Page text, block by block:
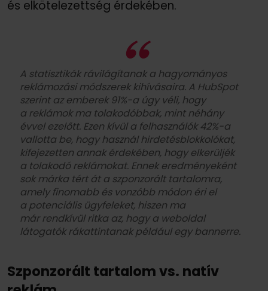
és elkötelezettség érdekében.
A statisztikák rávilágítanak a hagyományos
reklámozási módszerek kihívásaira. A HubSpot
szerint az emberek 91%-a úgy véli, hogy
a reklámok ma tolakodóbbak, mint néhány
évvel ezelőtt. Ezen kívül a felhasználók 42%-a
vallotta be, hogy használ hirdetésblokkolókat,
kifejezetten annak érdekében, hogy elkerüljék
a tolakodó reklámokat. Ennek eredményeként
sok márka tért át a szponzorált tartalomra,
amely finomabb és vonzóbb módon éri el
a potenciális ügyfeleket, hiszen ma
már rendkívül ritka az, hogy a weboldal
látogatók rákattintanak például egy bannerre.
Szponzorált tartalom vs. natív